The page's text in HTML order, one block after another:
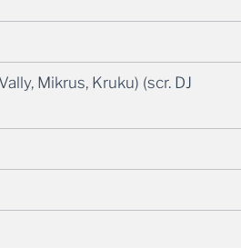
Mikrus, Kruku) (scr. DJ